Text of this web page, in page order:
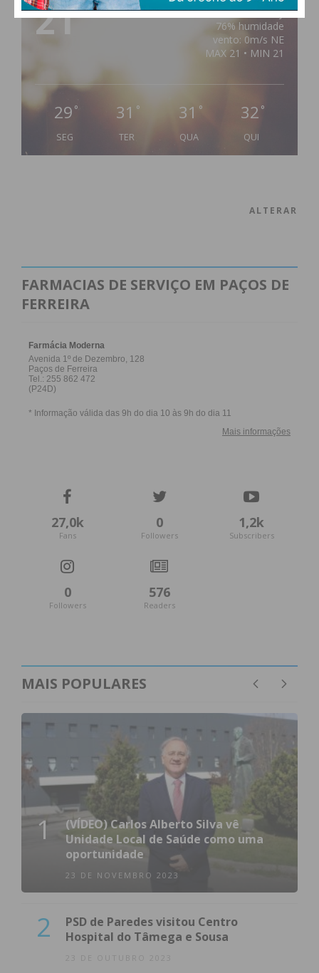
21°
clear sky
76% humidade
vento: 0m/s NE
MAX 21 • MIN 21
29 °
SEG
31 °
TER
31 °
QUA
32 °
QUI
ALTERAR
FARMACIAS DE SERVIÇO EM PAÇOS DE
FERREIRA
27,0k
Fans
0
Followers
1,2k
Subscribers
0
Followers
576
Readers
MAIS POPULARES
1
(VÍDEO) Carlos Alberto Silva vê
Unidade Local de Saúde como uma
oportunidade
23 DE NOVEMBRO 2023
2
PSD de Paredes visitou Centro
Hospital do Tâmega e Sousa
23 DE OUTUBRO 2023